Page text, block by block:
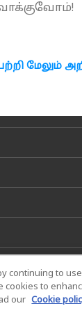
பற்றி மேலும்
continuing to
cookies to
our Cookie